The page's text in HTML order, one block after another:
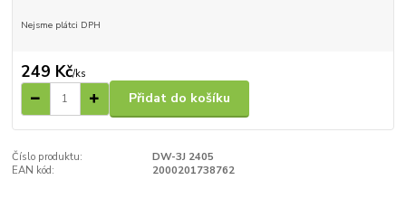
Nejsme plátci DPH
249 Kč/ks
Přidat do košíku
Číslo produktu:
DW-3J 2405
EAN kód:
2000201738762